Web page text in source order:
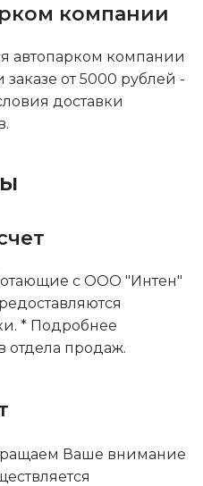
компании
автопарком компании
от 5000 рублей -
доставки
с ООО "Интен"
* Подробнее
отдела продаж.
Ваше внимание